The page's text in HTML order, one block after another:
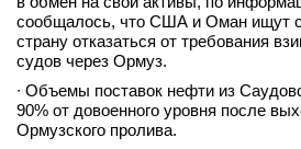
сообщалось, что США и Оман ищут
страну отказаться от требования
судов через Ормуз.
∙ Объемы поставок нефти из
90% от довоенного уровня после
Ормузского пролива.